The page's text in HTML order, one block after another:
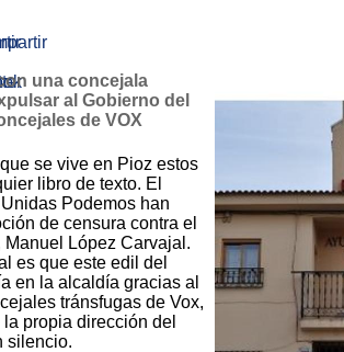
una concejala
al Gobierno del
de VOX
se vive en Pioz estos
libro de texto. El
Podemos han
de censura contra el
López Carvajal.
es que este edil del
en la alcaldía gracias al
tránsfugas de Vox,
propia dirección del
silencio.